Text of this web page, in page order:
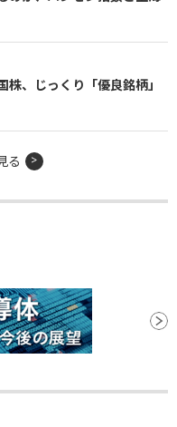
株、じっくり「優良銘柄」
る